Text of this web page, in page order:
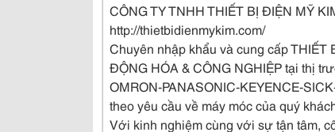
CÔNG TY TNHH THIẾT BỊ ĐIỆN MỸ
http://thietbidienmykim.com/
Chuyên nhập khẩu và cung cấp THIẾT
ĐỘNG HÓA & CÔNG NGHIỆP tại thị
OMRON-PANASONIC-KEYENCE-
theo yêu cầu về máy móc của quý
Với kinh nghiệm cùng với sự tận tâm,